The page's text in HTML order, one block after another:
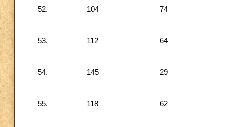
52. 104 74
53. 112 64
54. 145 29
55. 118 62